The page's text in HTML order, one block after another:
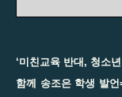
‘미친교육 반대, 청소
함께 송조은 학생 발언